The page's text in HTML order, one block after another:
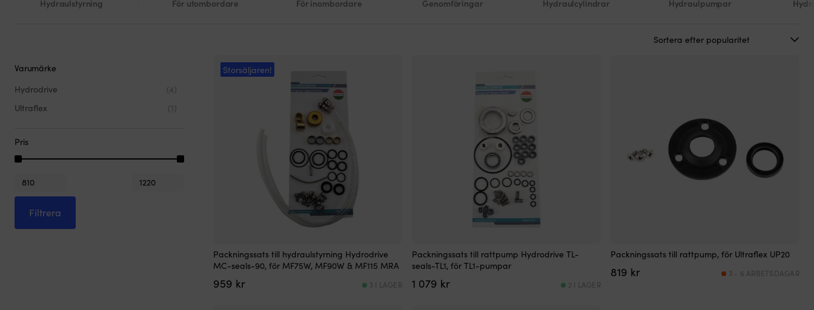
Hydraulstyrning För utombordare För inombordare Genomföringar Hydraulcylindrar Hydraulpumpar
Varumärke
Hydrodrive
(4)
Ultraflex
(1)
Pris
Min
pris
Max
pris
Filtrera
Storsäljaren!
Packningssats till hydraulstyrning Hydrodrive
MC-seals-90, för MF75W, MF90W & MF115 MRA
959 kr 3 I LAGER
Packningssats till rattpump Hydrodrive TL-
seals-TL1, för TL1-pumpar
1 079 kr 2 I LAGER
Packningssats till rattpump, för Ultraflex UP20
819 kr 3 - 6 ARBETSDAGAR